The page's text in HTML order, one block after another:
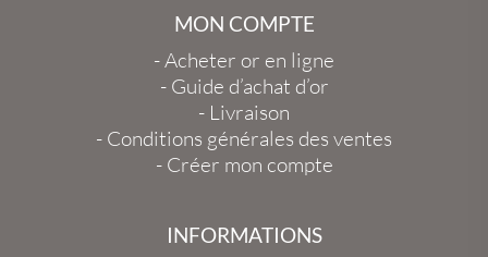
MON COMPTE
-Acheter or en ligne
- Guide d’achat d’or
- Livraison
- Conditions générales des ventes
- Créer mon compte
INFORMATIONS